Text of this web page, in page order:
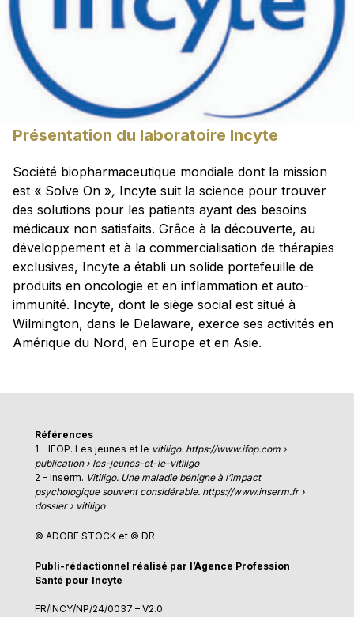
Présentation du laboratoire Incyte
Société biopharmaceutique mondiale dont la mission
est « Solve On », Incyte suit la science pour trouver
des solutions pour les patients ayant des besoins
médicaux non satisfaits. Grâce à la découverte, au
développement et à la commercialisation de thérapies
exclusives, Incyte a établi un solide portefeuille de
produits en oncologie et en inflammation et auto-
immunité. Incyte, dont le siège social est situé à
Wilmington, dans le Delaware, exerce ses activités en
Amérique du Nord, en Europe et en Asie.
Références
1 – IFOP. Les jeunes et le vitiligo. https://www.ifop.com ›
publication › les-jeunes-et-le-vitiligo
2 – Inserm. Vitiligo. Une maladie bénigne à l’impact
psychologique souvent considérable. https://www.inserm.fr ›
dossier › vitiligo
© ADOBE STOCK et © DR
Publi-rédactionnel réalisé par l’Agence Profession
Santé pour Incyte
FR/INCY/NP/24/0037 – V2.0